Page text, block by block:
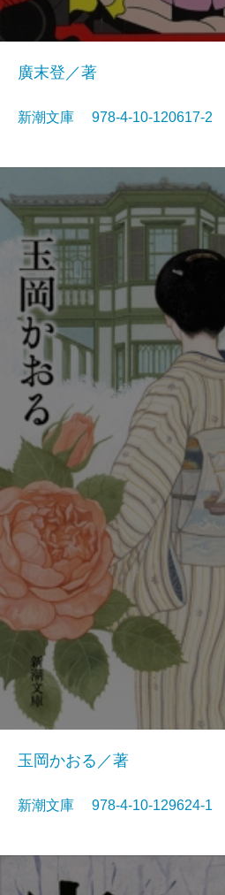
廣末登／著
新潮文庫 978-4-10-120617-
玉岡かおる／著
新潮文庫 978-4-10-129624-